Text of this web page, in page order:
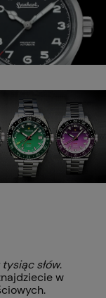
słów.
w